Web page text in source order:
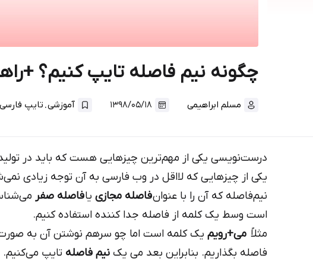
چگونه نیم فاصله تایپ کنیم؟
مسلم ابراهیمی ۱۳۹۸/۰۵/۱۸ آموزشی. تایپ فارسی
درست‌نویسی یکی از مهم‌ترین چیزهایی هست که باید در
یکی از چیزهایی که لااقل در وب فارسی به آن توجه زیادی
نیم‌فاصله که آن را با عنوانفاصله مجازی یافاصله صفر
است وسط یک کلمه از فاصله جدا کننده استفاده کنیم.
مثلاً می+رویم یک کلمه است اما چو سرهم نوشتن آن به
فاصله بگذاریم. بنابراین بعد می یک نیم فاصله تایپ می‌کنیم.